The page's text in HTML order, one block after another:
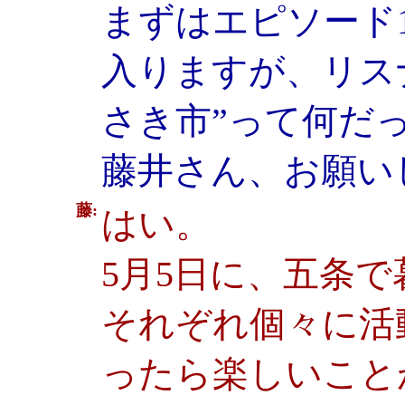
まずはエピソー
入りますが、リ
さき市”って何だ
藤井さん、お願
藤: はい。
5月5日に、五条
それぞれ個々に
ったら楽しいこ